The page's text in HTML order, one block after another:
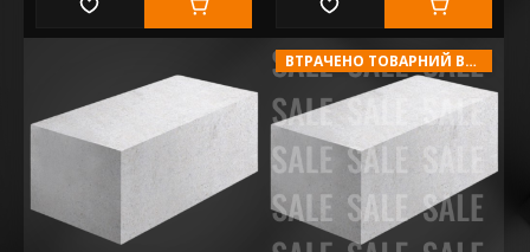
ВТРАЧЕНО ТОВАРНИЙ ВИГЛЯД!